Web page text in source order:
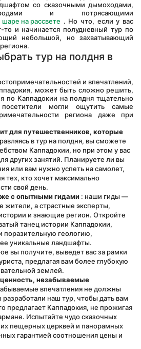
со сказочными дымоходами,
и потрясающими
на рассвете . Но что, если у вас
и начинается полудневный тур по
небольшой, но захватывающий
тур на полдня в
может быть сложно решить,
по Каппадокии на полдня тщательно
могли ощутить самые
региона даже при
для путешественников, которые
в тур на полдня, вы сможете
Каппадокии, но при этом у вас
других занятий. Планируете ли вы
или вам нужно успеть на самолет,
тех, кто хочет максимально
свой день.
с опытными гидами : наши гиды —
жители, а страстные эксперты,
и знающие регион. Откройте
танец истории Каппадокии,
поразительную геологию,
уникальные ландшафты.
вы получите, выведет вас за рамки
предлагая вам более глубокую
землей.
незабываемые
впечатления не должны
наш тур, чтобы дать вам
предлагает Каппадокия, не прожигая
Испытайте чудо сказочных
пещерных церквей и панорамных
гарантией соотношения цены и